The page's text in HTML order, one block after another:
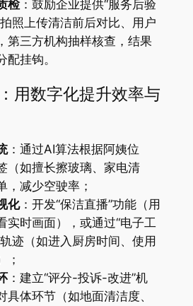
检​​：鼓励企业提供“服务后验
照上传清洁前后对比、用户
第三方机构抽样核查，结果
配挂钩。
用数字化提升效率与
​：通过AI算法根据阿姨位
（如擅长擦玻璃、家电清
，减少空驶率；
化​​：开发“保洁直播”功能（用
实时画面），或通过“电子工
迹（如进入厨房时间、使用
；
​：建立“评分-投诉-改进”机
具体环节（如地面清洁度、